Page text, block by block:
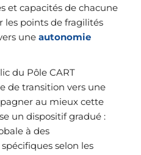
et capacités de chacune
les points de fragilités
une autonomie
du Pôle CART
de transition vers une
au mieux cette
un dispositif gradué :
à des
selon les